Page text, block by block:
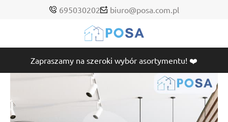
695030202 biuro@posa.com.pl
Zapraszamy na szeroki wybór asortymentu! ❤️